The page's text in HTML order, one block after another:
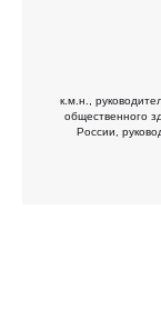
к.м.н.,
общественного
России,